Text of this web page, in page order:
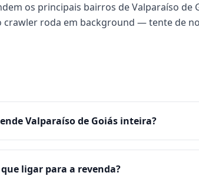
os principais bairros de Valparaíso de
roda em background — tente de
Valparaíso de Goiás inteira?
ligar para a revenda?